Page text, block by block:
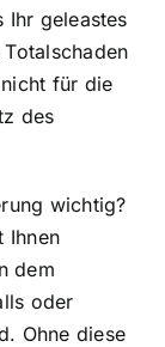
Ihr geleastes
für die
des
wichtig?
Ihnen
dem
oder
Ohne diese